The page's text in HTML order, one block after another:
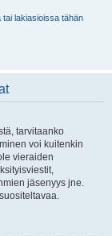
lakiasioissa tähän
tarvitaanko
voi kuitenkin
vieraiden
jäsenyys jne.